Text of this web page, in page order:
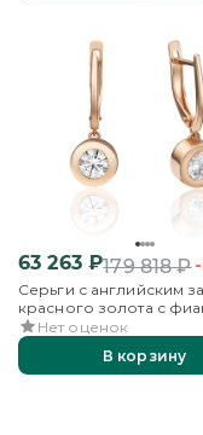
63 263₽179 818₽
Серьги с английским
красного золота с
Нет оценок
В корзину